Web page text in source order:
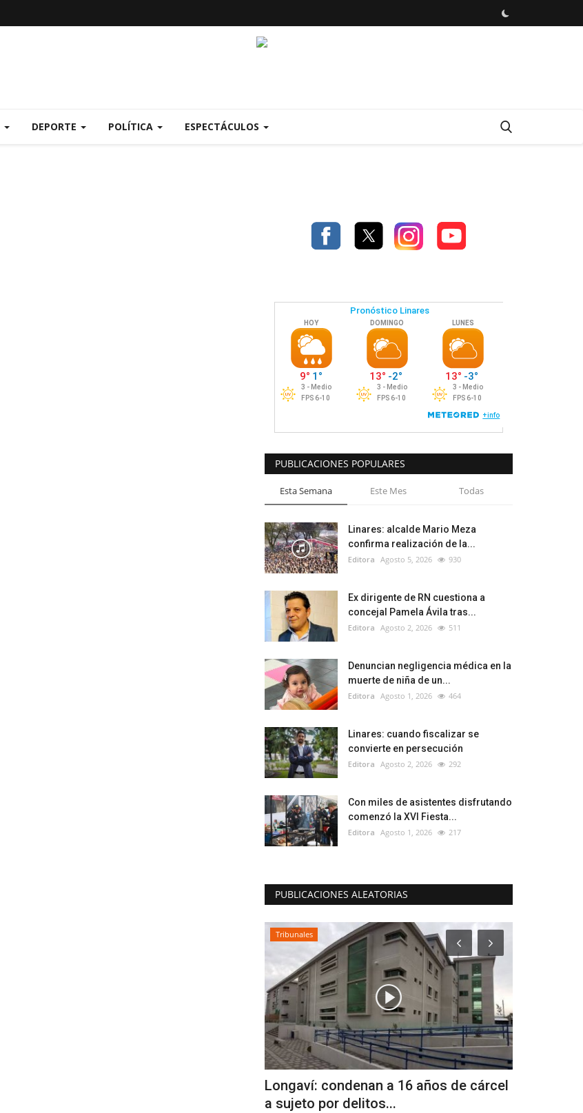
DEPORTE POLÍTICA ESPECTÁCULOS
PUBLICACIONES POPULARES
Esta Semana Este Mes Todas
Linares: alcalde Mario Meza
confirma realización de la...
Editora Agosto 5, 2026 930
Ex dirigente de RN cuestiona a
concejal Pamela Ávila tras...
Editora Agosto 2, 2026 511
Denuncian negligencia médica en la
muerte de niña de un...
Editora Agosto 1, 2026 464
Linares: cuando fiscalizar se
convierte en persecución
Editora Agosto 2, 2026 292
Con miles de asistentes disfrutando
comenzó la XVI Fiesta...
Editora Agosto 1, 2026 217
PUBLICACIONES ALEATORIAS
Tribunales
Longaví: condenan a 16 años de cárcel
a sujeto por delitos...